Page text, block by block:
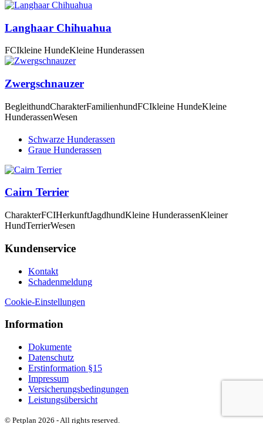
Langhaar Chihuahua
FCIkleine HundeKleine Hunderassen
Zwergschnauzer
BegleithundCharakterFamilienhundFCIkleine HundeKleine
HunderassenWesen
Schwarze Hunderassen
Graue Hunderassen
Cairn Terrier
CharakterFCIHerkunftJagdhundKleine HunderassenKleiner
HundTerrierWesen
Kundenservice
Kontakt
Schadenmeldung
Cookie-Einstellungen
Information
Dokumente
Datenschutz
Erstinformation §15
Impressum
Versicherungsbedingungen
Leistungsübersicht
© Petplan 2026 - All rights reserved.